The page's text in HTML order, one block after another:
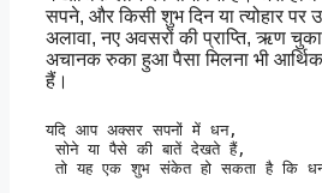
सपने, और किसी शुभ दिन या त्योहार पर
अलावा, नए अवसरों की प्राप्ति, ऋण
अचानक रुका हुआ पैसा मिलना भी
हैं।
यदि आप अक्सर सपनों में धन,
सोने या पैसे की बातें देखते हैं,
तो यह एक शुभ संकेत हो सकता है कि धन